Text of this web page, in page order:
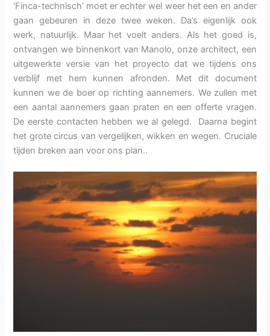
‘Finca-technisch’ moet er echter wel weer het een en ander
gaan gebeuren in deze twee weken. Da’s eigenlijk ook
werk, natuurlijk. Maar het voelt anders. Als het goed is,
ontvangen we binnenkort van Manolo, onze architect, een
uitgewerkte versie van het proyecto dat we tijdens ons
verblijf met hem kunnen afronden. Met dit document
kunnen we de boer op richting aannemers. We zullen met
een aantal aannemers gaan praten en een offerte vragen.
De eerste contacten hebben we al gelegd. Daarna begint
het grote circus van vergelijken, wikken en wegen. Cruciale
tijden breken aan voor ons plan..